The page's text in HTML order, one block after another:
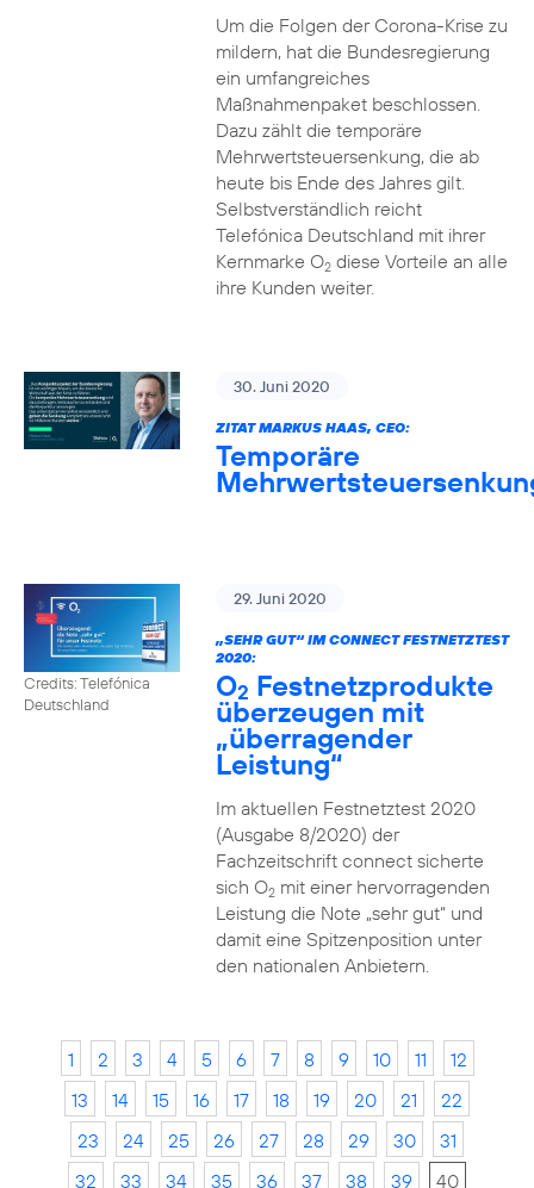
Um die Folgen der Corona-Krise zu
mildern, hat die Bundesregierung
ein umfangreiches
Maßnahmenpaket beschlossen.
Dazu zählt die temporäre
Mehrwertsteuersenkung, die ab
heute bis Ende des Jahres gilt.
Selbstverständlich reicht
Telefónica Deutschland mit ihrer
Kernmarke O2diese Vorteile an alle
ihre Kunden weiter.
30. Juni 2020
ZITAT MARKUS HAAS, CEO:
Temporäre
Credits: Telefónica
Deutschland
29. Juni 2020
„SEHR GUT“ IM CONNECT FESTNETZTEST
2020:
O2 Festnetzprodukte
überzeugen mit
„überragender
Leistung“
Im aktuellen Festnetztest 2020
(Ausgabe 8/2020) der
Fachzeitschrift connect sicherte
sich O2mit einer hervorragenden
Leistung die Note „sehr gut“ und
damit eine Spitzenposition unter
den nationalen Anbietern.
1 2 3 4 5 6 7 8 9 10 11
12
13
14 15 16 17 18 19 20 21
22
23
24 25 26 27 28 29 30
31
32
33 34 35 36 37 38 39 40